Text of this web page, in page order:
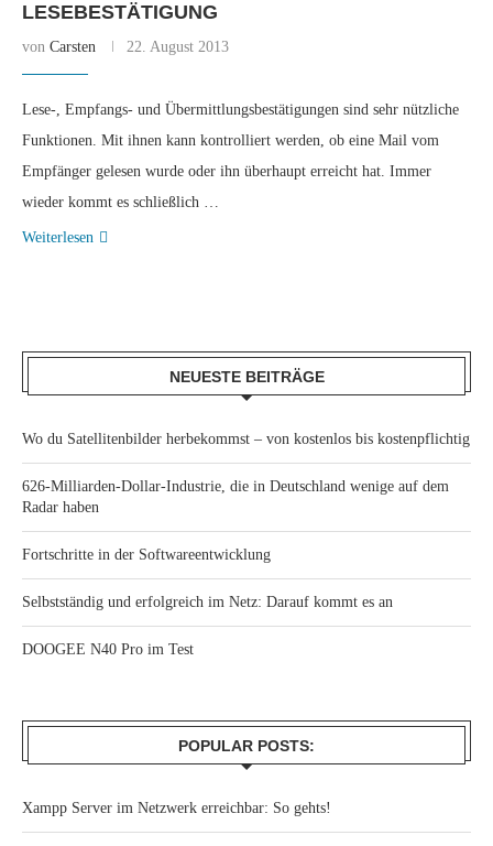
LESEBESTÄTIGUNG
von Carsten 22. August 2013
Lese-, Empfangs- und Übermittlungsbestätigungen sind sehr nützliche
Funktionen. Mit ihnen kann kontrolliert werden, ob eine Mail vom
Empfänger gelesen wurde oder ihn überhaupt erreicht hat. Immer
wieder kommt es schließlich …
Weiterlesen
NEUESTE BEITRÄGE
Wo du Satellitenbilder herbekommst – von kostenlos bis kostenpflichtig
626-Milliarden-Dollar-Industrie, die in Deutschland wenige auf dem
Radar haben
Fortschritte in der Softwareentwicklung
Selbstständig und erfolgreich im Netz: Darauf kommt es an
DOOGEE N40 Pro im Test
POPULAR POSTS:
Xampp Server im Netzwerk erreichbar: So gehts!